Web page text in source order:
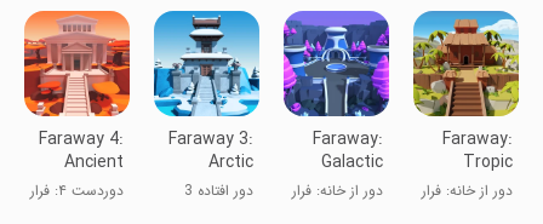
Faraway:
Tropic
Escape
دور از خانه: فرار
Faraway:
Galactic
Escape
دور از خانه: فرار
Faraway 3:
Arctic
Escape
دور افتاده 3
Faraway 4:
Ancient
Escape
دوردست ۴: فرار